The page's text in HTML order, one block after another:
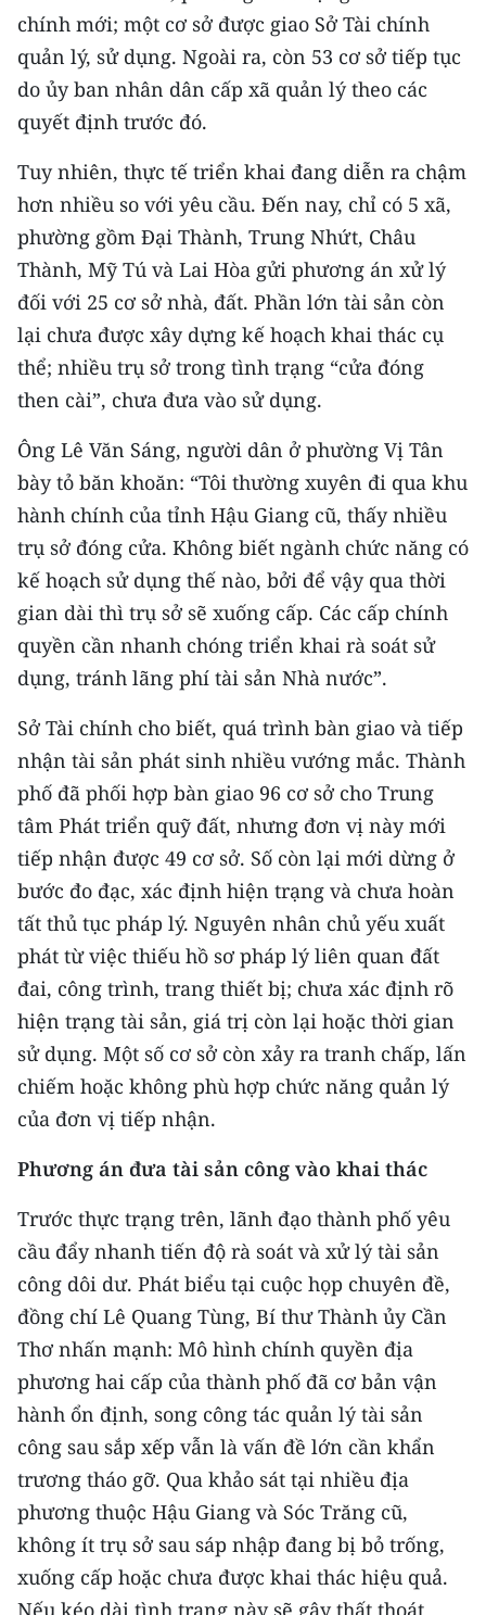
Media Kinh tế
Media Văn hóa
Media Xã hội
Media Pháp luật
Media Du lịch
Media Thế giới
Media Thể thao
Media Giáo dục
Media Y tế
Media Khoa học - Công nghệ
Media Môi trường
Ảnh
Infographic
TIN MỚI
TIN ĐỊA PHƯƠNG
Trung du và miền núi phía Bắc
Đồng bằng sông Hồng
Bắc Trung Bộ
Duyên hải Nam Trung Bộ và Tây
Nguyên
Đông Nam Bộ
Đồng bằng sông Cửu Long
Chuyên trang Hà Nội
Chuyên trang TP. Hồ Chí Minh
CHUYÊN ĐỀ
CÁC CHUYÊN TRANG
VỀ BÁO NHÂN DÂN
THỜI NAY
NHÂN DÂN CUỐI TUẦN
NHÂN DÂN HẰNG THÁNG
MUA BÁO
ĐỌC BÁO IN
chính mới; một cơ sở được giao Sở Tài chính
quản lý, sử dụng. Ngoài ra, còn 53 cơ sở tiếp tục
do ủy ban nhân dân cấp xã quản lý theo các
quyết định trước đó.
Tuy nhiên, thực tế triển khai đang diễn ra chậm
hơn nhiều so với yêu cầu. Đến nay, chỉ có 5 xã,
phường gồm Đại Thành, Trung Nhứt, Châu
Thành, Mỹ Tú và Lai Hòa gửi phương án xử lý
đối với 25 cơ sở nhà, đất. Phần lớn tài sản còn
lại chưa được xây dựng kế hoạch khai thác cụ
thể; nhiều trụ sở trong tình trạng “cửa đóng
then cài”, chưa đưa vào sử dụng.
Ông Lê Văn Sáng, người dân ở phường Vị Tân
bày tỏ băn khoăn: “Tôi thường xuyên đi qua khu
hành chính của tỉnh Hậu Giang cũ, thấy nhiều
trụ sở đóng cửa. Không biết ngành chức năng có
kế hoạch sử dụng thế nào, bởi để vậy qua thời
gian dài thì trụ sở sẽ xuống cấp. Các cấp chính
quyền cần nhanh chóng triển khai rà soát sử
dụng, tránh lãng phí tài sản Nhà nước”.
Sở Tài chính cho biết, quá trình bàn giao và tiếp
nhận tài sản phát sinh nhiều vướng mắc. Thành
phố đã phối hợp bàn giao 96 cơ sở cho Trung
tâm Phát triển quỹ đất, nhưng đơn vị này mới
tiếp nhận được 49 cơ sở. Số còn lại mới dừng ở
bước đo đạc, xác định hiện trạng và chưa hoàn
tất thủ tục pháp lý. Nguyên nhân chủ yếu xuất
phát từ việc thiếu hồ sơ pháp lý liên quan đất
đai, công trình, trang thiết bị; chưa xác định rõ
hiện trạng tài sản, giá trị còn lại hoặc thời gian
sử dụng. Một số cơ sở còn xảy ra tranh chấp, lấn
chiếm hoặc không phù hợp chức năng quản lý
của đơn vị tiếp nhận.
Phương án đưa tài sản công vào khai thác
Trước thực trạng trên, lãnh đạo thành phố yêu
cầu đẩy nhanh tiến độ rà soát và xử lý tài sản
công dôi dư. Phát biểu tại cuộc họp chuyên đề,
đồng chí Lê Quang Tùng, Bí thư Thành ủy Cần
Thơ nhấn mạnh: Mô hình chính quyền địa
phương hai cấp của thành phố đã cơ bản vận
hành ổn định, song công tác quản lý tài sản
công sau sắp xếp vẫn là vấn đề lớn cần khẩn
trương tháo gỡ. Qua khảo sát tại nhiều địa
phương thuộc Hậu Giang và Sóc Trăng cũ,
không ít trụ sở sau sáp nhập đang bị bỏ trống,
xuống cấp hoặc chưa được khai thác hiệu quả.
Nếu kéo dài tình trạng này sẽ gây thất thoát